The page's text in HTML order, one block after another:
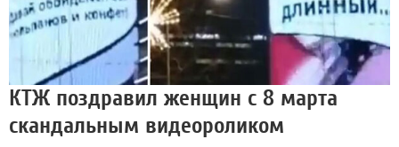
КТЖ поздравил женщин с 8 марта
скандальным видеороликом